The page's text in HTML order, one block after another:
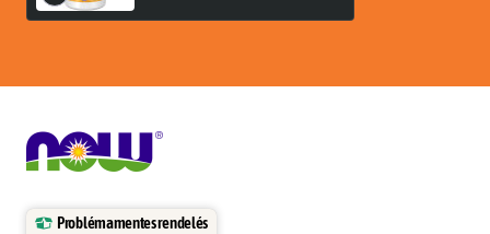
Problémamentes rendelés